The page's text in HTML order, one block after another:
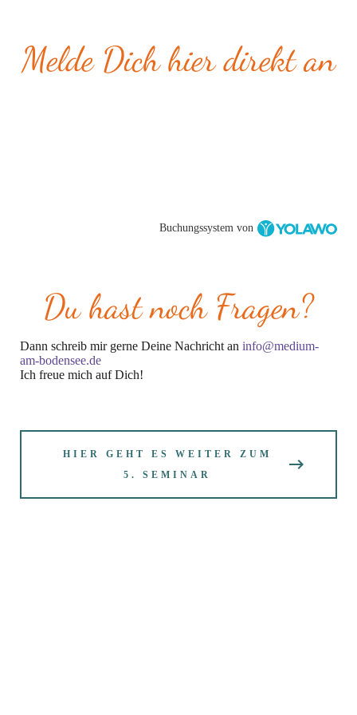
zuvor Unausgesprochenes zu klären, um loslassen zu
können.
Jenseitskontakten durch verschiedene Formen der
Verbindung: deinen Begegnungsraum, ein Foto, dein
Melde Dich hier direkt an
Buchungssystem von
Du hast noch Fragen?
Dann schreib mir gerne Deine Nachricht an info@medium-
am-bodensee.de
Ich freue mich auf Dich!
HIER GEHT ES WEITER ZUM
5. SEMINAR